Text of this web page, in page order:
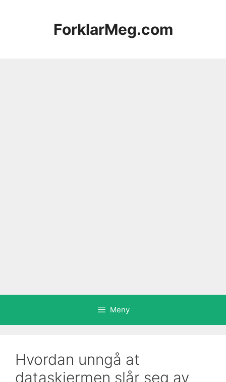
ForklarMeg.com
Meny
Hvordan unngå at
dataskjermen slår seg av